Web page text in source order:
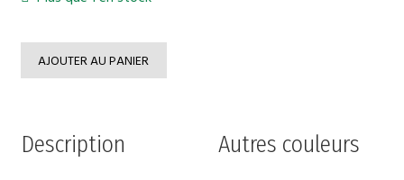
AJOUTER AU PANIER
Description Autres couleurs